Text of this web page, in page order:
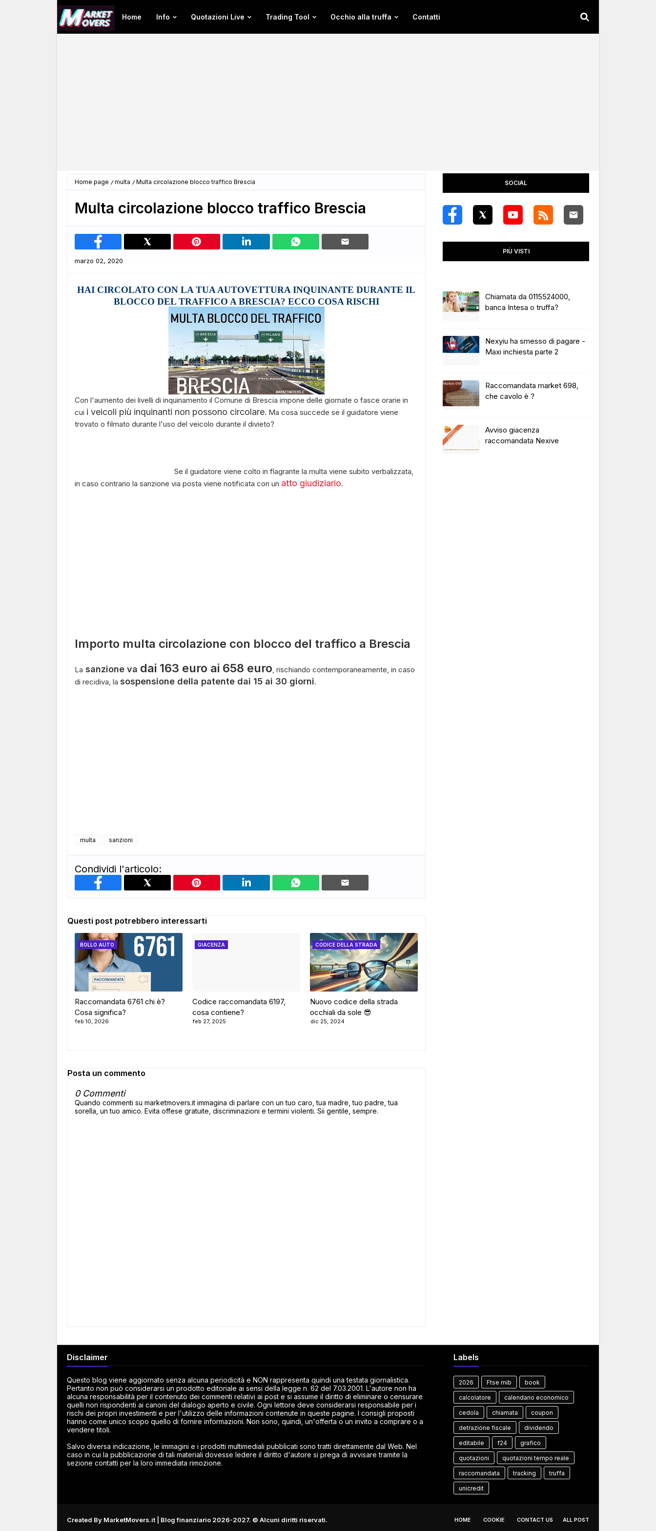
Home Info Quotazioni Live Trading Tool Occhio alla truffa Contatti
Home page multa Multa circolazione blocco traffico Brescia
Multa circolazione blocco traffico Brescia
marzo 02, 2020
HAI CIRCOLATO CON LA TUA AUTOVETTURA INQUINANTE DURANTE IL
BLOCCO DEL TRAFFICO A BRESCIA? ECCO COSA RISCHI
Con l'aumento dei livelli di inquinamento il Comune di Brescia impone delle giornate o fasce orarie in
cui i veicoli più inquinanti non possono circolare. Ma cosa succede se il guidatore viene
trovato o filmato durante l'uso del veicolo durante il divieto?
Se il guidatore viene colto in flagrante la multa viene subito verbalizzata,
in caso contrario la sanzione via posta viene notificata con un atto giudiziario.
Importo multa circolazione con blocco del traffico a Brescia
La sanzione va dai 163 euro ai 658 euro, rischiando contemporaneamente, in caso
di recidiva, la sospensione della patente dai 15 ai 30 giorni.
multa sanzioni
Condividi l'articolo:
Questi post potrebbero interessarti
BOLLO AUTO
Raccomandata 6761 chi è?
Cosa significa?
feb 10, 2026
GIACENZA
Codice raccomandata 6197,
cosa contiene?
feb 27, 2025
CODICE DELLA STRADA
Nuovo codice della strada
occhiali da sole 😎
dic 25, 2024
Posta un commento
0 Commenti
Quando commenti su marketmovers.it immagina di parlare con un tuo caro, tua madre, tuo padre, tua
sorella, un tuo amico. Evita offese gratuite, discriminazioni e termini violenti. Sii gentile, sempre.
SOCIAL
PIÙ VISTI
Chiamata da 0115524000,
banca Intesa o truffa?
Nexyiu ha smesso di pagare -
Maxi inchiesta parte 2
Raccomandata market 698,
che cavolo è ?
Avviso giacenza
raccomandata Nexive
Disclaimer
Questo blog viene aggiornato senza alcuna periodicità e NON rappresenta quindi una testata giornalistica.
Pertanto non può considerarsi un prodotto editoriale ai sensi della legge n. 62 del 7.03.2001. L'autore non ha
alcuna responsabilità per il contenuto dei commenti relativi ai post e si assume il diritto di eliminare o censurare
quelli non rispondenti ai canoni del dialogo aperto e civile. Ogni lettore deve considerarsi responsabile per i
rischi dei propri investimenti e per l'utilizzo delle informazioni contenute in queste pagine. I consigli proposti
hanno come unico scopo quello di fornire informazioni. Non sono, quindi, un'offerta o un invito a comprare o a
vendere titoli.
Salvo diversa indicazione, le immagini e i prodotti multimediali pubblicati sono tratti direttamente dal Web. Nel
caso in cui la pubblicazione di tali materiali dovesse ledere il diritto d'autore si prega di avvisare tramite la
sezione contatti per la loro immediata rimozione.
Labels
2026 Ftse mib book
calcolatore calendario economico
cedola chiamata coupon
detrazione fiscale dividendo
editabile f24 grafico
quotazioni quotazioni tempo reale
raccomandata tracking truffa
unicredit
HOME COOKIE CONTACT US ALL POST
Created By MarketMovers.it | Blog finanziario 2026-2027. © Alcuni diritti riservati.